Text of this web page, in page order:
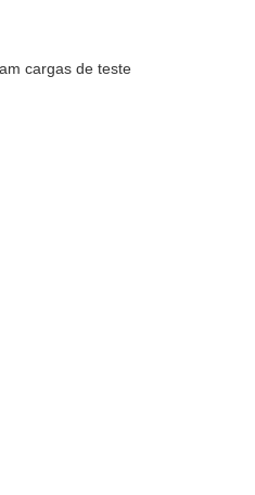
cargas de teste